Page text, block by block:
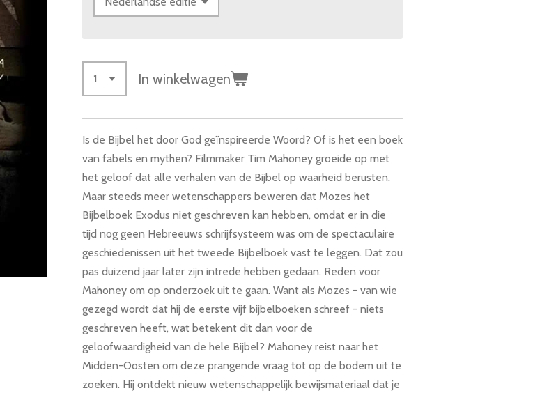
In winkelwagen
Is de Bijbel het door God geïnspireerde Woord? Of is het een boek
van fabels en mythen? Filmmaker Tim Mahoney groeide op met
het geloof dat alle verhalen van de Bijbel op waarheid berusten.
Maar steeds meer wetenschappers beweren dat Mozes het
Bijbelboek Exodus niet geschreven kan hebben, omdat er in die
tijd nog geen Hebreeuws schrijfsysteem was om de spectaculaire
geschiedenissen uit het tweede Bijbelboek vast te leggen. Dat zou
pas duizend jaar later zijn intrede hebben gedaan. Reden voor
Mahoney om op onderzoek uit te gaan. Want als Mozes - van wie
gezegd wordt dat hij de eerste vijf bijbelboeken schreef - niets
geschreven heeft, wat betekent dit dan voor de
geloofwaardigheid van de hele Bijbel? Mahoney reist naar het
Midden-Oosten om deze prangende vraag tot op de bodem uit te
zoeken. Hij ontdekt nieuw wetenschappelijk bewijsmateriaal dat je